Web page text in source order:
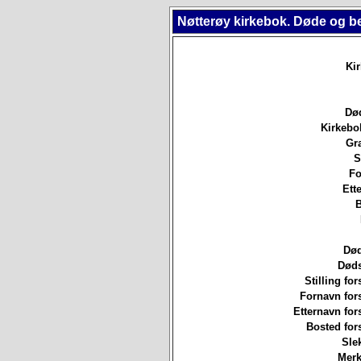
Nøtterøy kirkebok. Døde og
Stilling
Fornavn
Etternavn
Bosted